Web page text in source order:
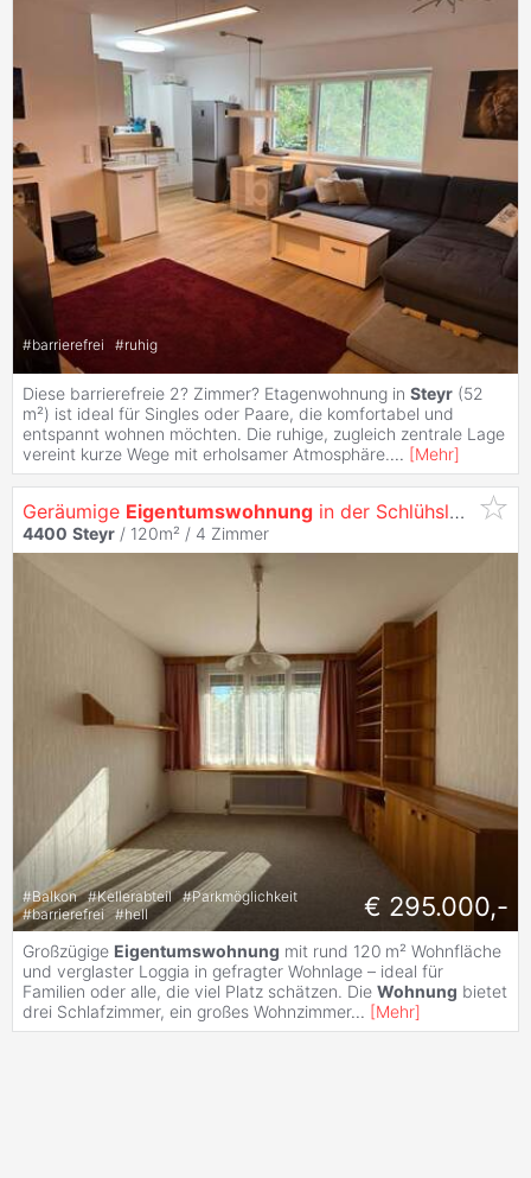
#barrierefrei #ruhig
Diese barrierefreie 2? Zimmer? Etagenwohnung in Steyr (52
m²) ist ideal für Singles oder Paare, die komfortabel und
entspannt wohnen möchten. Die ruhige, zugleich zentrale Lage
vereint kurze Wege mit erholsamer Atmosphäre.... [Mehr]
Geräumige Eigentumswohnung in der Schlühslmayrsiedlung
4400 Steyr / 120m² / 4 Zimmer
#Balkon #Kellerabteil #Parkmöglichkeit
#barrierefrei #hell € 295.000,-
Großzügige Eigentumswohnung mit rund 120 m² Wohnfläche
und verglaster Loggia in gefragter Wohnlage – ideal für
Familien oder alle, die viel Platz schätzen. Die Wohnung bietet
drei Schlafzimmer, ein großes Wohnzimmer... [Mehr]